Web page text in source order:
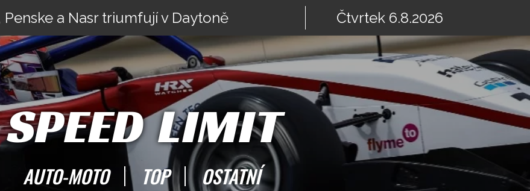
Penske a Nasr triumfují v Daytoně Čtvrtek 6.8.2026
SPEED LIMIT
AUTO-MOTO TOP OSTATNÍ